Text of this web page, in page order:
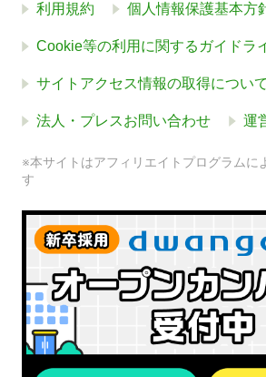
利用規約 個人情報保護基本方
Cookie等の利用に関するガイドラ
サイトアクセス情報の取得について
法人・プレスお問い合わせ 運
※本サイトはアフィリエイトプログラムに
す